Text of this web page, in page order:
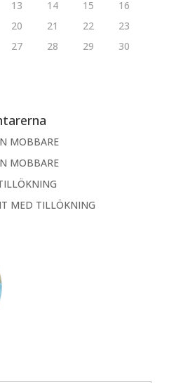
13 14 15
16
20 21 22
23
27 28 29
30
MOBBARE
MOBBARE
MED TILLÖKNING